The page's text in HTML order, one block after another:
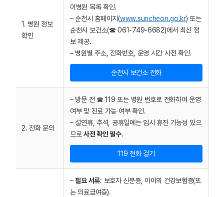
1. 병원 정보
확인
이병원 목록 확인.
– 순천시 홈페이지(www.suncheon.go.kr) 또는
순천시 보건소(☎ 061-749-6682)에서 최신 정
보 제공.
– 병원별 주소, 전화번호, 운영 시간 사전 확인.
순천시 보건소 전화
2. 전화 문의
– 방문 전 ☎ 119 또는 병원 번호로 전화하여 운영
여부 및 진료 가능 여부 확인.
– 설연휴, 추석, 공휴일에는 임시 휴진 가능성 있으
므로사전 확인 필수.
119 전화 걸기
–필요 서류: 보호자 신분증, 아이의 건강보험증(또
는 의료급여증).